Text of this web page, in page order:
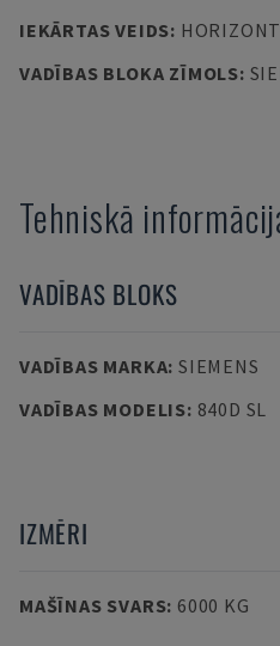
IEKĀRTAS VEIDS:
VADĪBAS BLOKA ZĪMOLS:
Tehniskā
VADĪBAS BLOKS
VADĪBAS MARKA: SIEMENS
VADĪBAS MODELIS: 840D SL
IZMĒRI
MAŠĪNAS SVARS: 6000 KG